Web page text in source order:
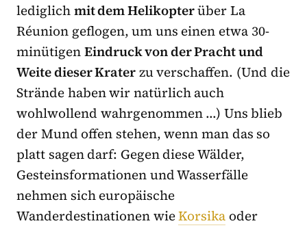
lediglichmit dem Helikopterüber La
Réunion geflogen, um uns einen etwa 30-
minütigenEindruck von der Pracht und
Weite dieser Kraterzu verschaffen. (Und die
Strände haben wir natürlich auch
wohlwollend wahrgenommen …) Uns blieb
der Mund offen stehen, wenn man das so
platt sagen darf: Gegen diese Wälder,
Gesteinsformationen und Wasserfälle
nehmen sich europäische
Wanderdestinationen wieKorsika oder